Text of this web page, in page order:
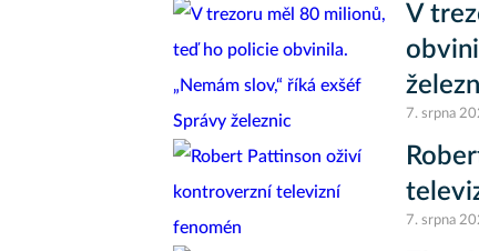
V
7. srpna
7. srpna